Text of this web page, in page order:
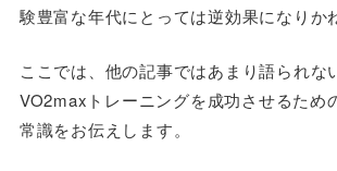
験豊富な年代にとっては逆効果になりか
ここでは、他の記事ではあまり語られな
VO2maxトレーニングを成功させるため
常識をお伝えします。